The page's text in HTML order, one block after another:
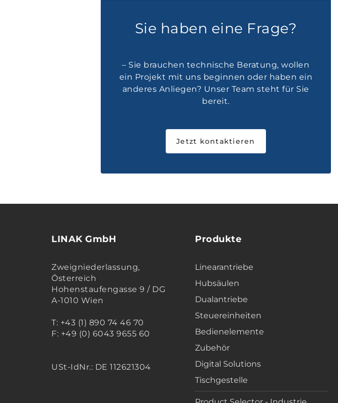
Sie haben eine Frage?
– Sie brauchen technische Beratung, wollen
ein Projekt mit uns beginnen oder haben ein
anderes Anliegen? Unser Team steht für Sie
bereit.
Jetzt kontaktieren
LINAK GmbH
Zweigniederlassung,
Österreich
Hohenstaufengasse 9 / DG
A-1010 Wien
T: +43 (1) 890 74 46 70
F: +49 (0) 6043 9655 60
USt-IdNr.: DE 112621304
Produkte
Linearantriebe
Hubsäulen
Dualantriebe
Steuereinheiten
Bedienelemente
Zubehör
Digital Solutions
Tischgestelle